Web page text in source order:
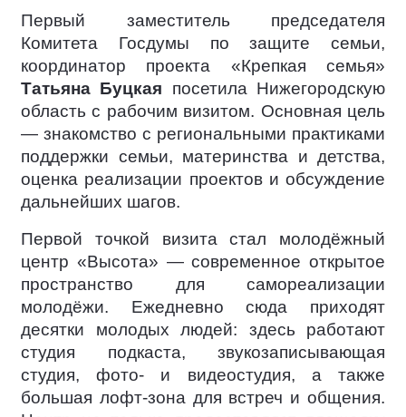
Первый заместитель председателя
Комитета Госдумы по защите семьи,
координатор проекта «Крепкая семья»
Татьяна Буцкая посетила Нижегородскую
область с рабочим визитом. Основная цель
— знакомство с региональными практиками
поддержки семьи, материнства и детства,
оценка реализации проектов и обсуждение
дальнейших шагов.
Первой точкой визита стал молодёжный
центр «Высота» — современное открытое
пространство для самореализации
молодёжи. Ежедневно сюда приходят
десятки молодых людей: здесь работают
студия подкаста, звукозаписывающая
студия, фото- и видеостудия, а также
большая лофт-зона для встреч и общения.